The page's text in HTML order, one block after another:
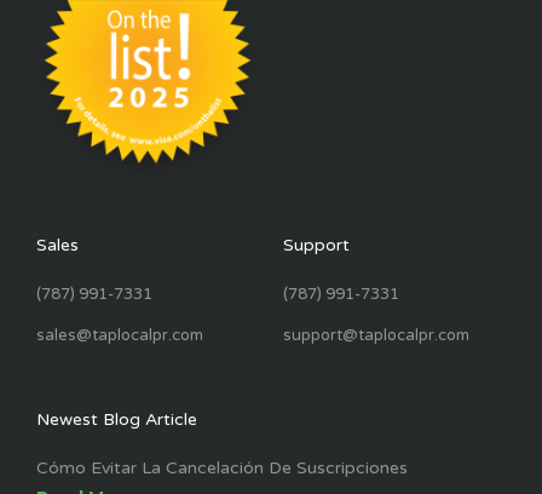
Sales
(787) 991-7331
sales@taplocalpr.com
Support
(787) 991-7331
support@taplocalpr.com
Newest Blog Article
Cómo Evitar La Cancelación De Suscripciones